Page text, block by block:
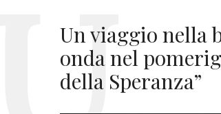
Un viaggio nella
onda nel
della Speranza”